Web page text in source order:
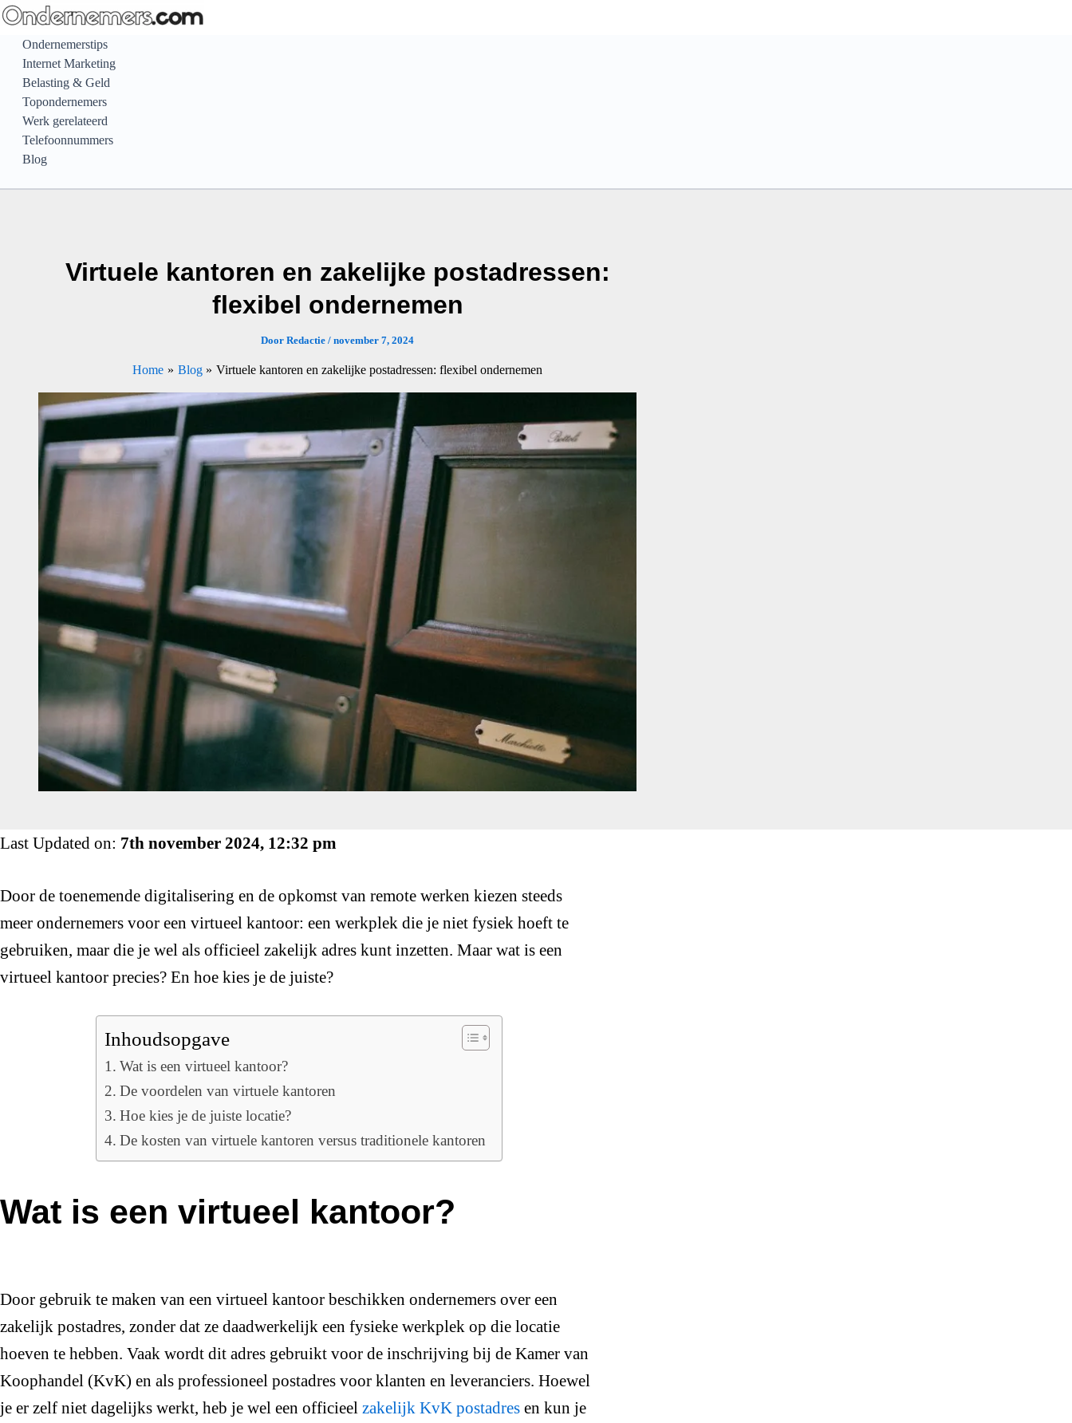
Ga
naar
inhoud
Ondernemerstips
Internet Marketing
Belasting & Geld
Topondernemers
Werk gerelateerd
Telefoonnummers
Blog
Virtuele kantoren en zakelijke postadressen:
flexibel ondernemen
Door Redactie / november 7, 2024
Home Blog Virtuele kantoren en zakelijke postadressen: flexibel ondernemen
Last Updated on: 7th november 2024, 12:32 pm
Door de toenemende digitalisering en de opkomst van remote werken kiezen steeds
meer ondernemers voor een virtueel kantoor: een werkplek die je niet fysiek hoeft te
gebruiken, maar die je wel als officieel zakelijk adres kunt inzetten. Maar wat is een
virtueel kantoor precies? En hoe kies je de juiste?
Inhoudsopgave
Wat is een virtueel kantoor?
De voordelen van virtuele kantoren
Hoe kies je de juiste locatie?
De kosten van virtuele kantoren versus traditionele kantoren
Wat is een virtueel kantoor?
Door gebruik te maken van een virtueel kantoor beschikken ondernemers over een
zakelijk postadres, zonder dat ze daadwerkelijk een fysieke werkplek op die locatie
hoeven te hebben. Vaak wordt dit adres gebruikt voor de inschrijving bij de Kamer van
Koophandel (KvK) en als professioneel postadres voor klanten en leveranciers. Hoewel
je er zelf niet dagelijks werkt, heb je wel een officieel zakelijk KvK postadres en kun je